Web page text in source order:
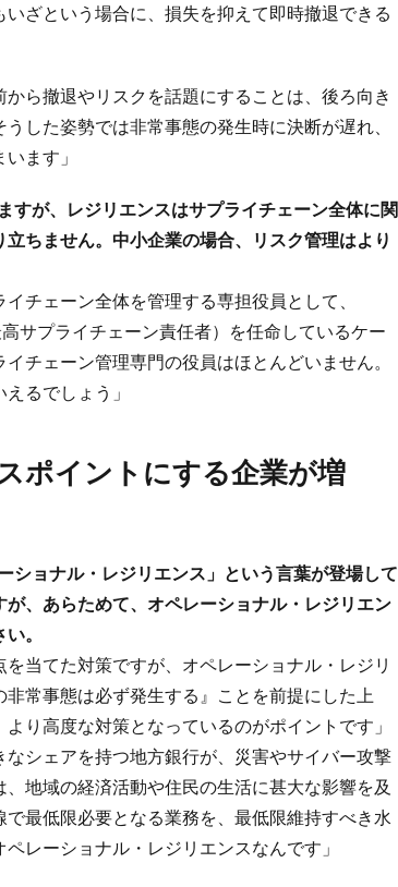
ざという場合に、損失を抑えて即時撤退できる
ら撤退やリスクを話題にすることは、後ろ向き
した姿勢では非常事態の発生時に決断が遅れ、
ます」
が、レジリエンスはサプライチェーン全体に関
ちません。中小企業の場合、リスク管理はより
チェーン全体を管理する専担役員として、
サプライチェーン責任者）を任命しているケー
チェーン管理専門の役員はほとんどいません。
るでしょう」
ョナル・レジリエンス」という言葉が登場して
、あらためて、オペレーショナル・レジリエン
。
当てた対策ですが、オペレーショナル・レジリ
常事態は必ず発生する』ことを前提にした上
り高度な対策となっているのがポイントです」
シェアを持つ地方銀行が、災害やサイバー攻撃
地域の経済活動や住民の生活に甚大な影響を及
最低限必要となる業務を、最低限維持すべき水
レーショナル・レジリエンスなんです」